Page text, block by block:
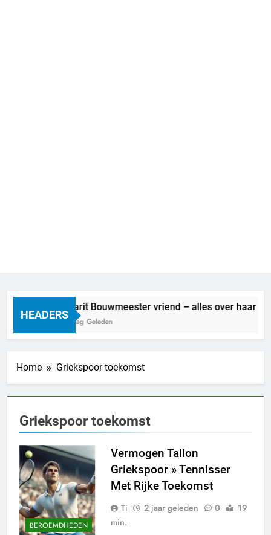
HEADERS
Marit Bouwmeester vriend – alles over haar
1 Dag Geleden
Home Griekspoor toekomst
Griekspoor toekomst
BEROEMDHEDEN
Vermogen Tallon
Griekspoor » Tennisser
Met Rijke Toekomst
Ti 2 jaar geleden 0
19
min.